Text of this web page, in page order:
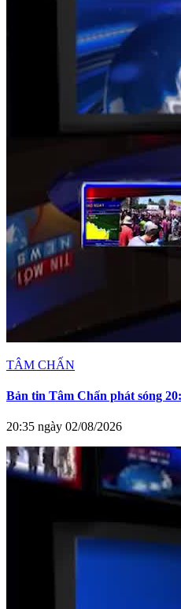
TÂM CHẤN
Bản tin Tâm Chấn phát sóng
20:35 ngày 02/08/2026